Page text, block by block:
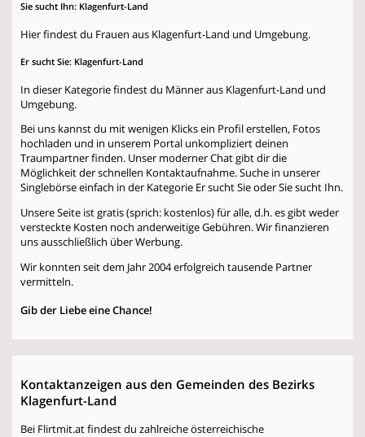
Sie sucht Ihn: Klagenfurt-Land
Hier findest du Frauen aus Klagenfurt-Land und Umgebung.
Er sucht Sie: Klagenfurt-Land
In dieser Kategorie findest du Männer aus Klagenfurt-Land und
Umgebung.
Bei uns kannst du mit wenigen Klicks ein Profil erstellen, Fotos
hochladen und in unserem Portal unkompliziert deinen
Traumpartner finden. Unser moderner Chat gibt dir die
Möglichkeit der schnellen Kontaktaufnahme. Suche in unserer
Singlebörse einfach in der Kategorie Er sucht SieoderSie sucht Ihn.
Unsere Seite ist gratis (sprich: kostenlos) für alle, d.h. es gibt weder
versteckte Kosten noch anderweitige Gebühren. Wir finanzieren
uns ausschließlich über Werbung.
Wir konnten seit dem Jahr 2004 erfolgreich tausende Partner
vermitteln.
Gib der Liebe eine Chance!
Kontaktanzeigen aus den Gemeinden des Bezirks
Klagenfurt-Land
Bei Flirtmit.at findest du zahlreiche österreichische